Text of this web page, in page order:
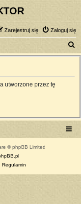
Zaloguj się
Zarejestruj się
z
utworzone przez tę
© phpBB Limited
Regulamin